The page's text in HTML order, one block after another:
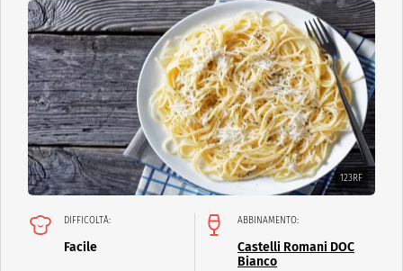
123RF
DIFFICOLTÀ:
Facile
ABBINAMENTO:
Castelli Romani DOC
Bianco